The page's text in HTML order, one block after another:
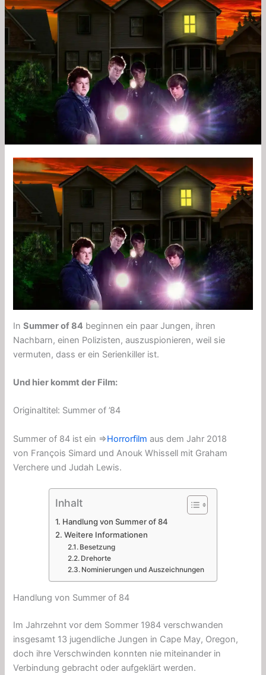
InSummer of 84 beginnen ein paar Jungen, ihren
Nachbarn, einen Polizisten, auszuspionieren, weil sie
vermuten, dass er ein Serienkiller ist.
Und hier kommt der Film:
Originaltitel: Summer of ’84
Summer of 84 ist ein ⇒Horrorfilm aus dem Jahr 2018
von François Simard und Anouk Whissell mit Graham
Verchere und Judah Lewis.
Inhalt
Handlung von Summer of 84
Weitere Informationen
Besetzung
Drehorte
Nominierungen und Auszeichnungen
Handlung von Summer of 84
Im Jahrzehnt vor dem Sommer 1984 verschwanden
insgesamt 13 jugendliche Jungen in Cape May, Oregon,
doch ihre Verschwinden konnten nie miteinander in
Verbindung gebracht oder aufgeklärt werden.